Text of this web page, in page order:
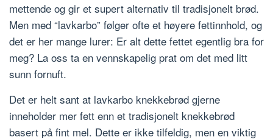
mettende og gir et supert alternativ til tradisjonelt brød.
Men med “lavkarbo” følger ofte et høyere fettinnhold, og
det er her mange lurer: Er alt dette fettet egentlig bra for
meg? La oss ta en vennskapelig prat om det med litt
sunn fornuft.
Det er helt sant at lavkarbo knekkebrød gjerne
inneholder mer fett enn et tradisjonelt knekkebrød
basert på fint mel. Dette er ikke tilfeldig, men en viktig